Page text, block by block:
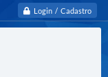
Login / Cadastro